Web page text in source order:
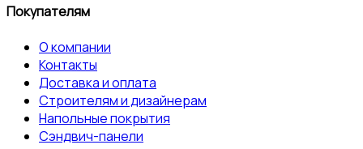
Покупателям
О компании
Контакты
Доставка и оплата
Строителям и дизайнерам
Напольные покрытия
Сэндвич-панели